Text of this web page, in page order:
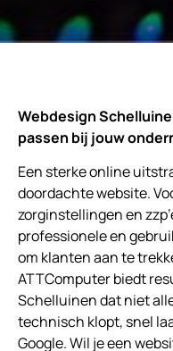
Webdesign
passen bij jouw
Een sterke online
doordachte website.
zorginstellingen en
professionele en
om klanten aan te
ATTComputer biedt
Schelluinen dat niet
technisch klopt, snel
Google. Wil je een